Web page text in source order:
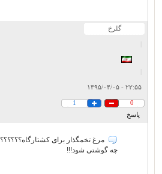
گلرخ
۲۲:۵۵ - ۱۳۹۵/۰۴/۰۵
0
1
پاسخ
مرغ تخمگذار برای کشتارگاه؟؟؟؟؟؟
چه گوشتی شود!!!